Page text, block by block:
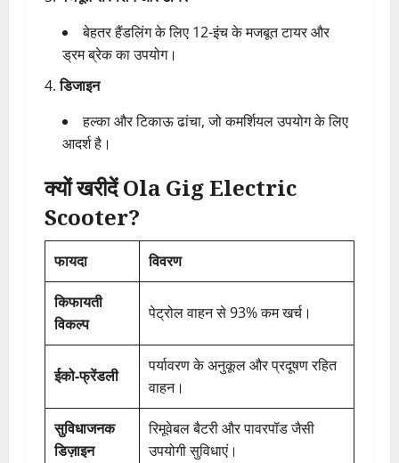
बेहतर हैंडलिंग के लिए 12-इंच के मजबूत टायर और
ड्रम ब्रेक का उपयोग।
डिजाइन
हल्का और टिकाऊ ढांचा, जो कमर्शियल उपयोग के लिए
आदर्श है।
क्यों खरीदें Ola Gig Electric
Scooter?
फायदा विवरण
किफायती
विकल्प
पेट्रोल वाहन से 93% कम खर्च।
ईको-फ्रेंडली
पर्यावरण के अनुकूल और प्रदूषण रहित
वाहन।
सुविधाजनक
डिज़ाइन
रिमूवेबल बैटरी और पावरपॉड जैसी
उपयोगी सुविधाएं।